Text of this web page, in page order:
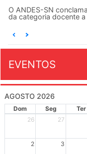
O ANDES-SN
da categoria docente
EVENTOS
AGOSTO 2026
Dom Seg Ter
26
27
2 3